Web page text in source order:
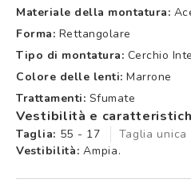
Materiale della montatura:
Forma: Rettangolare
Tipo di montatura: Cerchio
Colore delle lenti: Marrone
Trattamenti: Sfumate
Vestibilità e
Taglia: 55 - 17 Taglia unica
Vestibilità: Ampia.